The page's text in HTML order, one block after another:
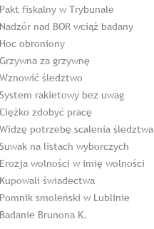
Pakt fiskalny w Trybunale
Nadzór nad BOR wciąż badany
Hoc obroniony
Grzywna za grzywnę
Wznowić śledztwo
System rakietowy bez uwag
Ciężko zdobyć pracę
Widzę potrzebę scalenia śledztwa
Suwak na listach wyborczych
Erozja wolności w imię wolności
Kupowali świadectwa
Pomnik smoleński w Lublinie
Badanie Brunona K.